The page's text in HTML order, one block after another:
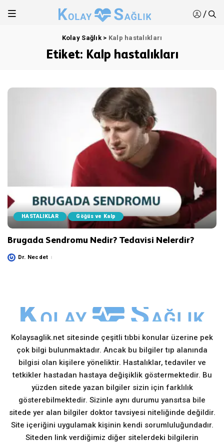
/
Kolay Sağlık> Kalp hastalıkları
Etiket: Kalp hastalıkları
HASTALIKLAR Göğüs ve Kalp
Brugada Sendromu Nedir? Tedavisi Nelerdir?
PostedDr. Necdet
Kolaysaglik.net sitesinde çeşitli tıbbi konular üzerine pek
çok bilgi bulunmaktadır. Ancak bu bilgiler tıp alanında
bilgisi olan kişilere yöneliktir. Hastalıklar, tedaviler ve
tetkikler hastadan hastaya değişiklik göstermektedir. Bu
yüzden sitede yazan bilgiler sizin için farklılık
gösterebilmektedir. Sizinle aynı durumu yansıtsa bile
sitede yer alan bilgiler doktor tavsiyesi niteliğinde değildir.
Site içeriğini uygulamak kişinin kendi sorumluluğundadır.
Siteden link verdiğimiz diğer sitelerdeki bilgilerin